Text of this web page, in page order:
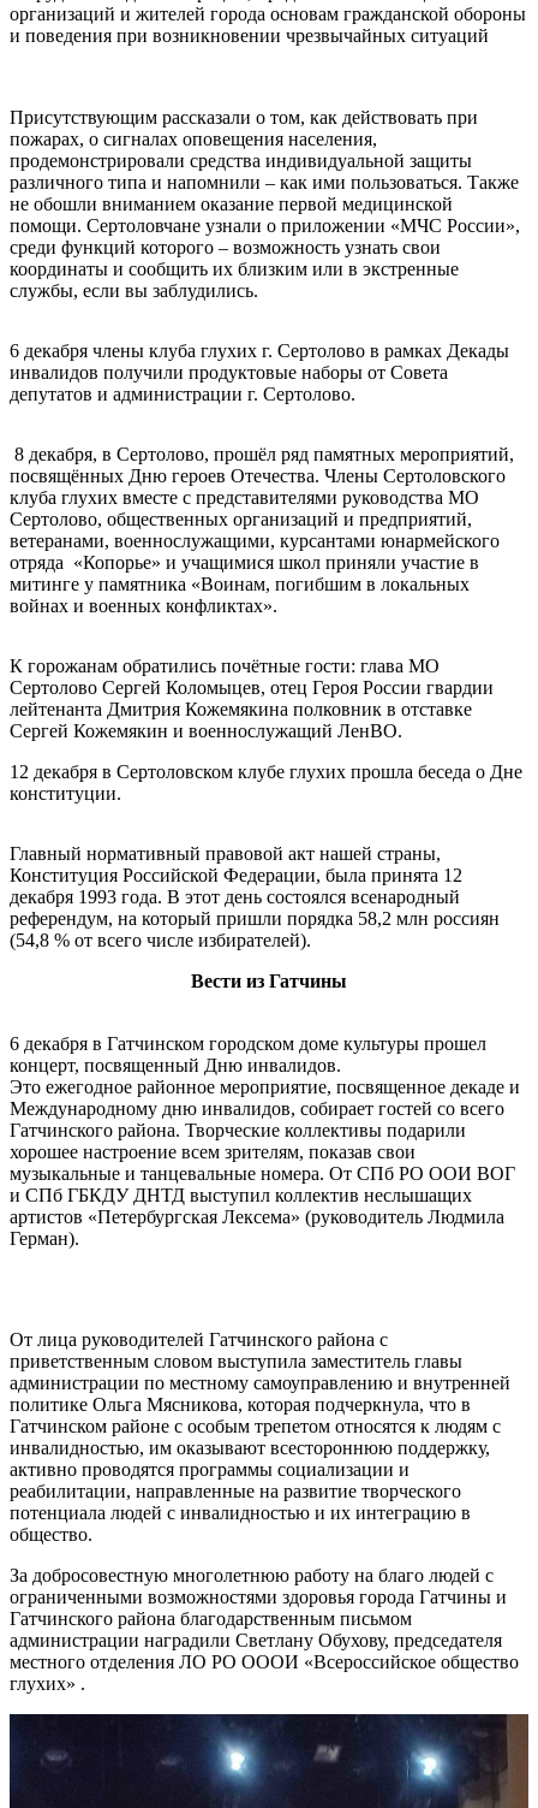
организаций и жителей города основам гражданской обороны
и поведения при возникновении чрезвычайных ситуаций
Присутствующим рассказали о том, как действовать при
пожарах, о сигналах оповещения населения,
продемонстрировали средства индивидуальной защиты
различного типа и напомнили – как ими пользоваться. Также
не обошли вниманием оказание первой медицинской
помощи. Сертоловчане узнали о приложении «МЧС России»,
среди функций которого – возможность узнать свои
координаты и сообщить их близким или в экстренные
службы, если вы заблудились.
6 декабря члены клуба глухих г. Сертолово в рамках Декады
инвалидов получили продуктовые наборы от Совета
депутатов и администрации г. Сертолово.
8 декабря, в Сертолово, прошёл ряд памятных мероприятий,
посвящённых Дню героев Отечества. Члены Сертоловского
клуба глухих вместе с представителями руководства МО
Сертолово, общественных организаций и предприятий,
ветеранами, военнослужащими, курсантами юнармейского
отряда «Копорье» и учащимися школ приняли участие в
митинге у памятника «Воинам, погибшим в локальных
войнах и военных конфликтах».
К горожанам обратились почётные гости: глава МО
Сертолово Сергей Коломыцев, отец Героя России гвардии
лейтенанта Дмитрия Кожемякина полковник в отставке
Сергей Кожемякин и военнослужащий ЛенВО.
12 декабря в Сертоловском клубе глухих прошла беседа о Дне
конституции.
Главный нормативный правовой акт нашей страны,
Конституция Российской Федерации, была принята 12
декабря 1993 года. В этот день состоялся всенародный
референдум, на который пришли порядка 58,2 млн россиян
(54,8 % от всего числе избирателей).
Вести из Гатчины
6 декабря в Гатчинском городском доме культуры прошел
концерт, посвященный Дню инвалидов.
Это ежегодное районное мероприятие, посвященное декаде и
Международному дню инвалидов, собирает гостей со всего
Гатчинского района. Творческие коллективы подарили
хорошее настроение всем зрителям, показав свои
музыкальные и танцевальные номера. От СПб РО ООИ ВОГ
и СПб ГБКДУ ДНТД выступил коллектив неслышащих
артистов «Петербургская Лексема» (руководитель Людмила
Герман).
От лица руководителей Гатчинского района с
приветственным словом выступила заместитель главы
администрации по местному самоуправлению и внутренней
политике Ольга Мясникова, которая подчеркнула, что в
Гатчинском районе с особым трепетом относятся к людям с
инвалидностью, им оказывают всестороннюю поддержку,
активно проводятся программы социализации и
реабилитации, направленные на развитие творческого
потенциала людей с инвалидностью и их интеграцию в
общество.
За добросовестную многолетнюю работу на благо людей с
ограниченными возможностями здоровья города Гатчины и
Гатчинского района благодарственным письмом
администрации наградили Светлану Обухову, председателя
местного отделения ЛО РО ОООИ «Всероссийское общество
глухих» .